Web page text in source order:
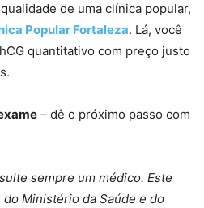
de uma clínica popular,
Popular Fortaleza. Lá, você
quantitativo com preço justo
– dê o próximo passo com
sempre um médico. Este
Ministério da Saúde e do